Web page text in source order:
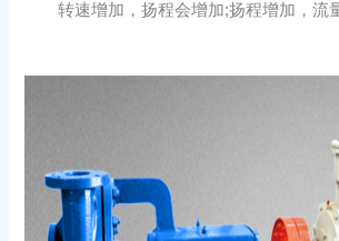
转速增加，扬程会增加;扬程增加，流